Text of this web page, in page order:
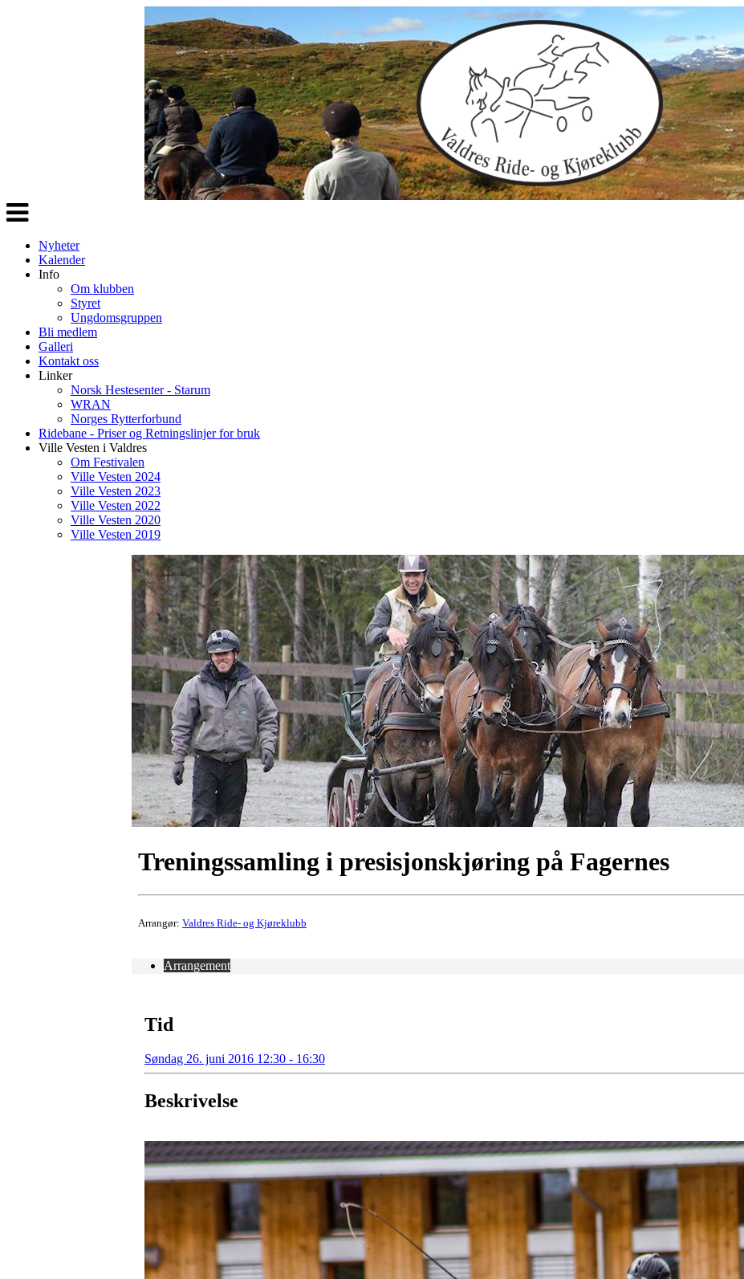
Veksle
navigasjon
Nyheter
Kalender
Info
Om klubben
Styret
Ungdomsgruppen
Bli medlem
Galleri
Kontakt oss
Linker
Norsk Hestesenter - Starum
WRAN
Norges Rytterforbund
Ridebane - Priser og Retningslinjer for bruk
Ville Vesten i Valdres
Om Festivalen
Ville Vesten 2024
Ville Vesten 2023
Ville Vesten 2022
Ville Vesten 2020
Ville Vesten 2019
Treningssamling i presisjonskjøring på Fagernes
Arrangør: Valdres Ride- og Kjøreklubb
Arrangement
Tid
Søndag 26. juni 2016 12:30 - 16:30
Beskrivelse